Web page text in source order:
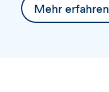
Mehr erfahren